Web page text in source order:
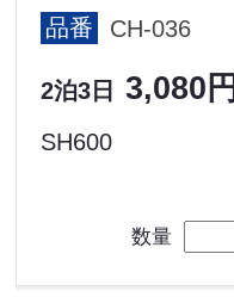
品番 CH-036
2泊3日 3,080円
SH600
数量